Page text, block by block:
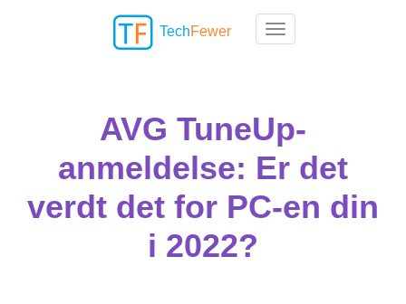
Toggle navigation
TechFewer
AVG TuneUp-
anmeldelse: Er det
verdt det for PC-en din
i 2022?